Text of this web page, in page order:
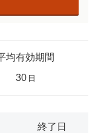
均有効期間
30 日
終了日